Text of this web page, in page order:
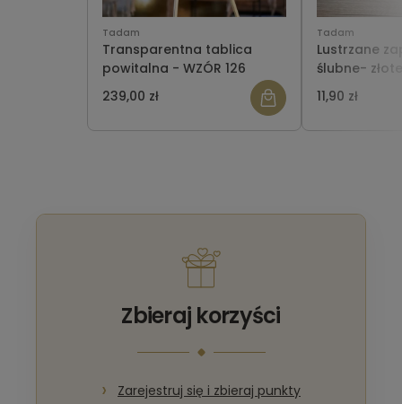
Tadam
Transparentna tablica
powitalna - WZÓR 126
239,00 zł
Tadam
Lustrzane
ślubne-
11,90 zł
Zbieraj korzyści
Zarejestruj się i zbieraj punkty